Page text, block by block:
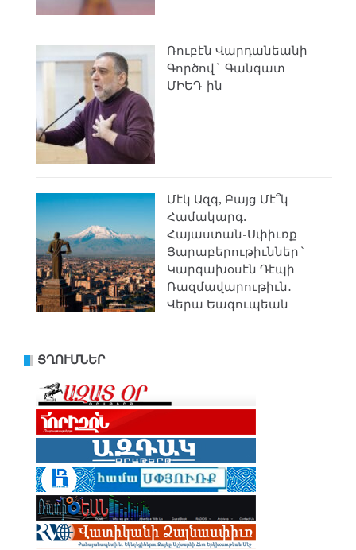
Ռուբէն Վարդանեանի
Գործով` Գանգատ
ՄԻԵԴ-ին
Մէկ Ազգ, Բայց Մէ՞կ
Համակարգ.
Հայաստան-Սփիւռք
Յարաբերութիւններ`
Կարգախօսէն Դէպի
Ռազմավարութիւն․
Վերա Եագուպեան
ՅՂՈՒՄՆԵՐ